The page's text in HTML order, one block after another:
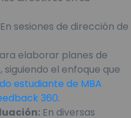
En sesiones de dirección de
elaborar planes de
el enfoque que
estudiante de MBA
360.
En diversas